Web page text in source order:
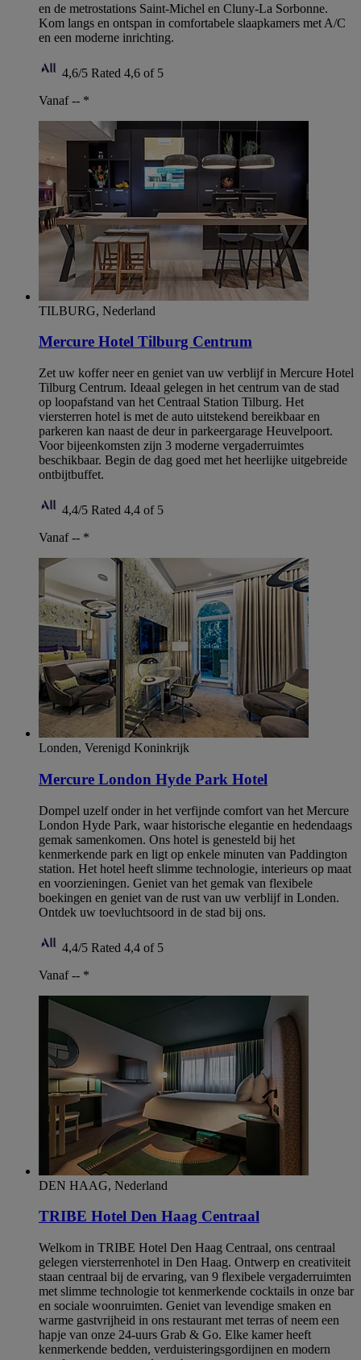
en de metrostations Saint-Michel en Cluny-La Sorbonne.
Kom langs en ontspan in comfortabele slaapkamers met A/C
en een moderne inrichting.
4,6/5 Rated 4,6 of 5
Vanaf -- *
TILBURG, Nederland
Mercure Hotel Tilburg Centrum
Zet uw koffer neer en geniet van uw verblijf in Mercure Hotel
Tilburg Centrum. Ideaal gelegen in het centrum van de stad
op loopafstand van het Centraal Station Tilburg. Het
viersterren hotel is met de auto uitstekend bereikbaar en
parkeren kan naast de deur in parkeergarage Heuvelpoort.
Voor bijeenkomsten zijn 3 moderne vergaderruimtes
beschikbaar. Begin de dag goed met het heerlijke uitgebreide
ontbijtbuffet.
4,4/5 Rated 4,4 of 5
Vanaf -- *
Londen, Verenigd Koninkrijk
Mercure London Hyde Park Hotel
Dompel uzelf onder in het verfijnde comfort van het Mercure
London Hyde Park, waar historische elegantie en hedendaags
gemak samenkomen. Ons hotel is genesteld bij het
kenmerkende park en ligt op enkele minuten van Paddington
station. Het hotel heeft slimme technologie, interieurs op maat
en voorzieningen. Geniet van het gemak van flexibele
boekingen en geniet van de rust van uw verblijf in Londen.
Ontdek uw toevluchtsoord in de stad bij ons.
4,4/5 Rated 4,4 of 5
Vanaf -- *
DEN HAAG, Nederland
TRIBE Hotel Den Haag Centraal
Welkom in TRIBE Hotel Den Haag Centraal, ons centraal
gelegen viersterrenhotel in Den Haag. Ontwerp en creativiteit
staan centraal bij de ervaring, van 9 flexibele vergaderruimten
met slimme technologie tot kenmerkende cocktails in onze bar
en sociale woonruimten. Geniet van levendige smaken en
warme gastvrijheid in ons restaurant met terras of neem een
hapje van onze 24-uurs Grab & Go. Elke kamer heeft
kenmerkende bedden, verduisteringsgordijnen en modern